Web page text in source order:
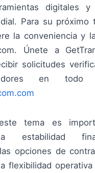
digitales
Para su próximo
la conveniencia y
Únete a
solicitudes
en todo
tema es
estabilidad
opciones de
flexibilidad